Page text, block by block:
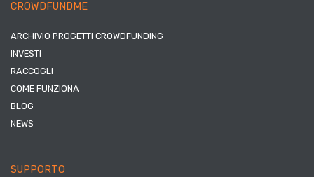
CROWDFUNDME
ARCHIVIO PROGETTI CROWDFUNDING
INVESTI
RACCOGLI
COME FUNZIONA
BLOG
NEWS
SUPPORTO